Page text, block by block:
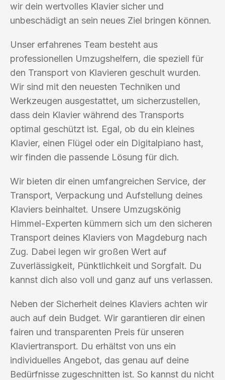
wir dein wertvolles Klavier sicher und
unbeschädigt an sein neues Ziel bringen können.
Unser erfahrenes Team besteht aus
professionellen Umzugshelfern, die speziell für
den Transport von Klavieren geschult wurden.
Wir sind mit den neuesten Techniken und
Werkzeugen ausgestattet, um sicherzustellen,
dass dein Klavier während des Transports
optimal geschützt ist. Egal, ob du ein kleines
Klavier, einen Flügel oder ein Digitalpiano hast,
wir finden die passende Lösung für dich.
Wir bieten dir einen umfangreichen Service, der
Transport, Verpackung und Aufstellung deines
Klaviers beinhaltet. Unsere Umzugskönig
Himmel-Experten kümmern sich um den sicheren
Transport deines Klaviers von Magdeburg nach
Zug. Dabei legen wir großen Wert auf
Zuverlässigkeit, Pünktlichkeit und Sorgfalt. Du
kannst dich also voll und ganz auf uns verlassen.
Neben der Sicherheit deines Klaviers achten wir
auch auf dein Budget. Wir garantieren dir einen
fairen und transparenten Preis für unseren
Klaviertransport. Du erhältst von uns ein
individuelles Angebot, das genau auf deine
Bedürfnisse zugeschnitten ist. So kannst du nicht